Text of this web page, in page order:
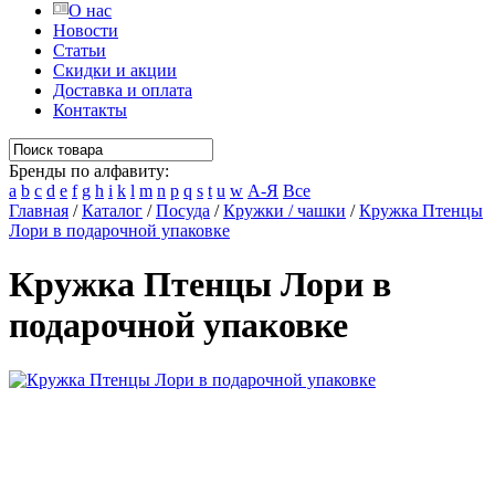
О нас
Новости
Статьи
Скидки и акции
Доставка и оплата
Контакты
Бренды по алфавиту:
a b c d e f g h i k l m n p q s t u w А-Я Все
Главная /Каталог /Посуда /Кружки / чашки /Кружка Птенцы
Лори в подарочной упаковке
Кружка Птенцы Лори в
подарочной упаковке